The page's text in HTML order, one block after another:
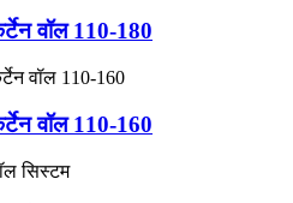
वॉल 110-180
वॉल 110-160